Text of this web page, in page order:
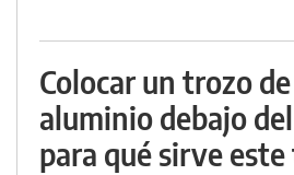
Colocar un trozo
aluminio debajo
para qué sirve